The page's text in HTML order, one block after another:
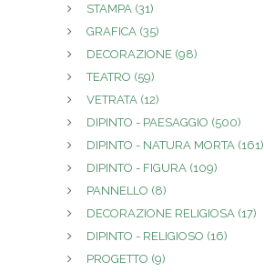
STAMPA (31)
GRAFICA (35)
DECORAZIONE (98)
TEATRO (59)
VETRATA (12)
DIPINTO - PAESAGGIO (500)
DIPINTO - NATURA MORTA (161)
DIPINTO - FIGURA (109)
PANNELLO (8)
DECORAZIONE RELIGIOSA (17)
DIPINTO - RELIGIOSO (16)
PROGETTO (9)